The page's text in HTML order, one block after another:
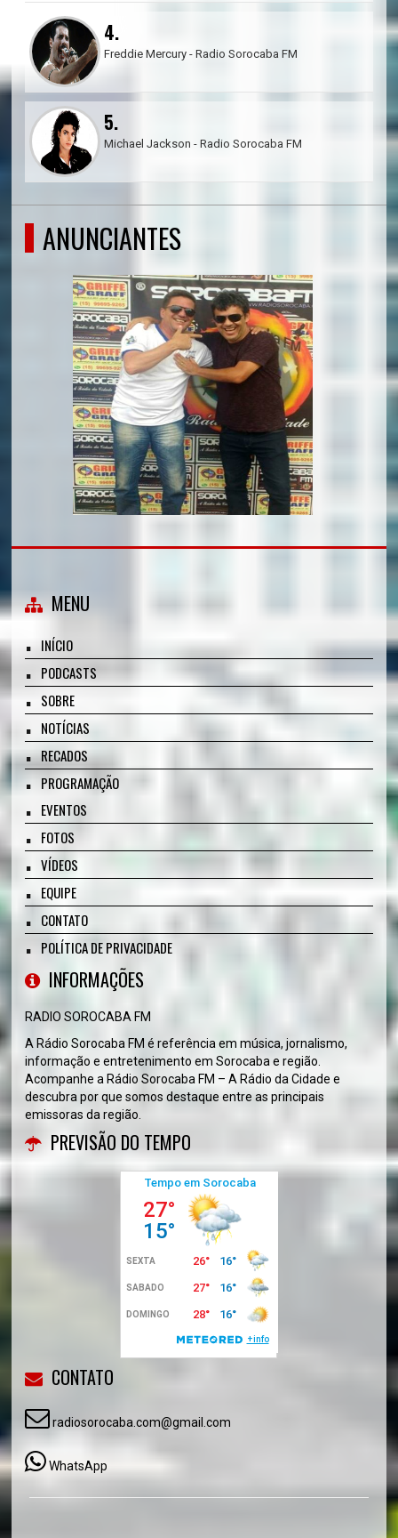
4.
Freddie Mercury - Radio Sorocaba FM
5.
Michael Jackson - Radio Sorocaba FM
ANUNCIANTES
MENU
INÍCIO
PODCASTS
SOBRE
NOTÍCIAS
RECADOS
PROGRAMAÇÃO
EVENTOS
FOTOS
VÍDEOS
EQUIPE
CONTATO
POLÍTICA DE PRIVACIDADE
INFORMAÇÕES
RADIO SOROCABA FM
A Rádio Sorocaba FM é referência em música, jornalismo,
informação e entretenimento em Sorocaba e região.
Acompanhe a Rádio Sorocaba FM – A Rádio da Cidade e
descubra por que somos destaque entre as principais
emissoras da região.
PREVISÃO DO TEMPO
CONTATO
radiosorocaba.com@gmail.com
WhatsApp